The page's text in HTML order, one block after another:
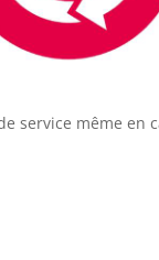
service même en